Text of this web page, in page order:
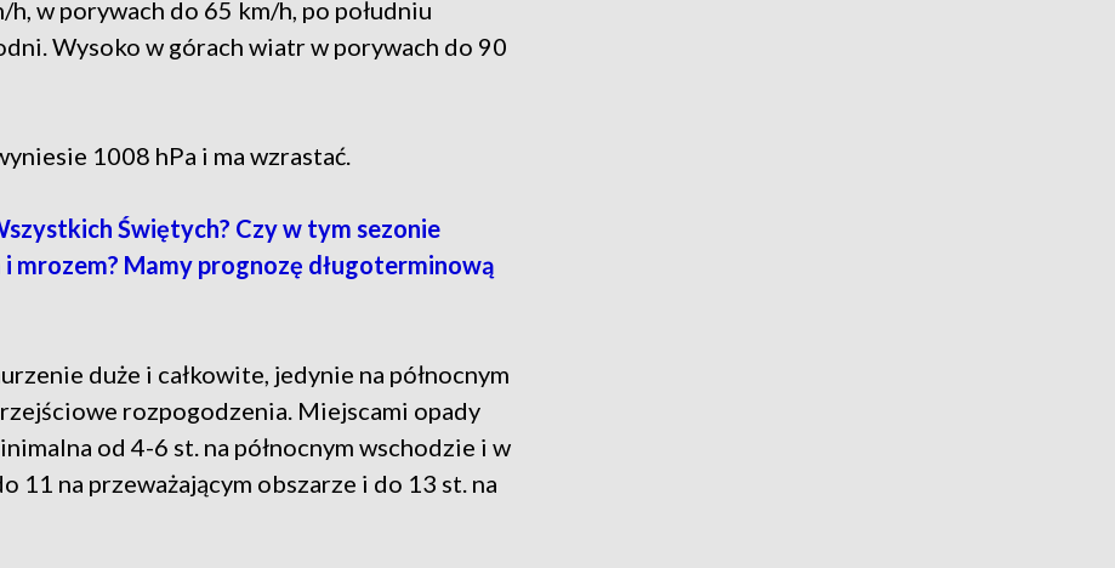
w porywach do 65 km/h, po południu
Wysoko w górach wiatr w porywach do 90
1008 hPa i ma wzrastać.
Świętych? Czy w tym sezonie
mrozem? Mamy prognozę długoterminową
duże i całkowite, jedynie na północnym
rozpogodzenia. Miejscami opady
od 4-6 st. na północnym wschodzie i w
11 na przeważającym obszarze i do 13 st. na